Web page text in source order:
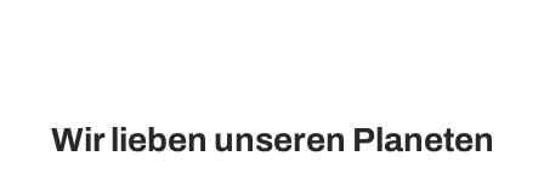
Wir lieben unseren Planeten